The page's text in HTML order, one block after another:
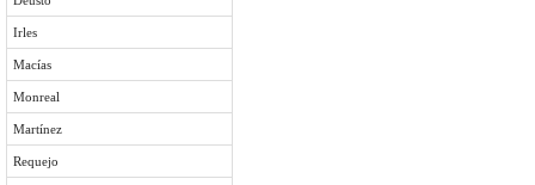
Irles
Macías
Monreal
Martínez
Requejo